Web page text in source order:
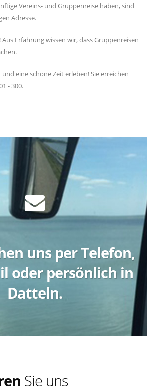
Vereins- und Gruppenreise haben, sind
Adresse.
Aus Erfahrung wissen wir, dass Gruppenreisen
eine schöne Zeit erleben! Sie erreichen
- 300.
uns per Telefon,
oder persönlich in
Datteln.
Sie uns